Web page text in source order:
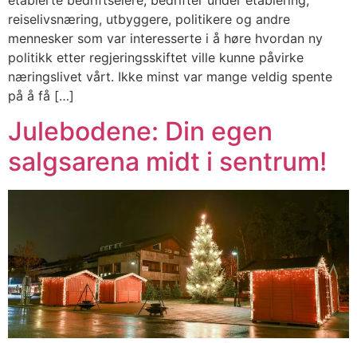
reiselivsnæring, utbyggere, politikere og andre
mennesker som var interesserte i å høre hvordan ny
politikk etter regjeringsskiftet ville kunne påvirke
næringslivet vårt. Ikke minst var mange veldig spente
på å få […]
Julebodene: Din egen
salgsarena midt i sentrum!